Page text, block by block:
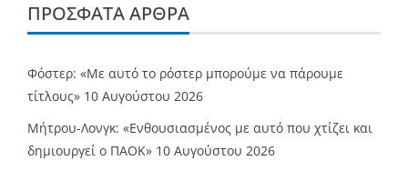
ΠΡΌΣΦΑΤΑ ΆΡΘΡΑ
Φόστερ: «Με αυτό το ρόστερ μπορούμε να πάρουμε
τίτλους» 10 Αυγούστου 2026
Μήτρου-Λονγκ: «Ενθουσιασμένος με αυτό που χτίζει και
δημιουργεί ο ΠΑΟΚ» 10 Αυγούστου 2026